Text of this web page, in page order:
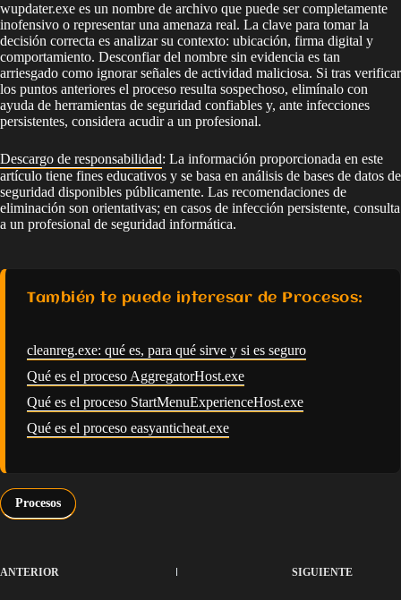
wupdater.exe es un nombre de archivo que puede ser completamente
inofensivo o representar una amenaza real. La clave para tomar la
decisión correcta es analizar su contexto: ubicación, firma digital y
comportamiento. Desconfiar del nombre sin evidencia es tan
arriesgado como ignorar señales de actividad maliciosa. Si tras verificar
los puntos anteriores el proceso resulta sospechoso, elimínalo con
ayuda de herramientas de seguridad confiables y, ante infecciones
persistentes, considera acudir a un profesional.
Descargo de responsabilidad: La información proporcionada en este
artículo tiene fines educativos y se basa en análisis de bases de datos de
seguridad disponibles públicamente. Las recomendaciones de
eliminación son orientativas; en casos de infección persistente, consulta
a un profesional de seguridad informática.
También te puede interesar de Procesos:
cleanreg.exe: qué es, para qué sirve y si es seguro
Qué es el proceso AggregatorHost.exe
Qué es el proceso StartMenuExperienceHost.exe
Qué es el proceso easyanticheat.exe
Procesos
ANTERIOR SIGUIENTE